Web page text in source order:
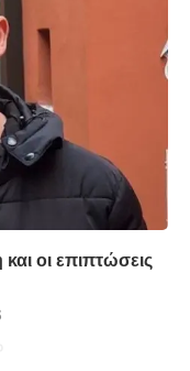
οι επιπτώσεις